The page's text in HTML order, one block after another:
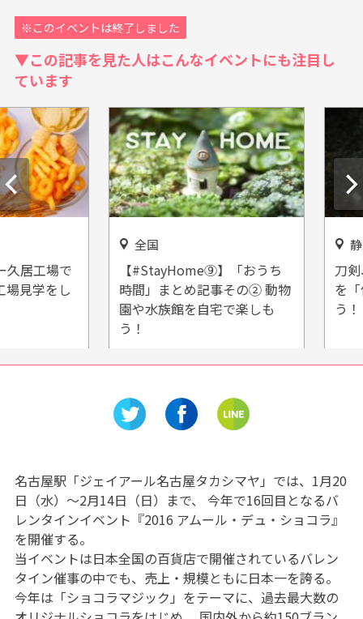
※このイベントは終了しました
▼この記事を見た人はこんなイベントにも注目し
ています
工場で
学をし
全国
【#StayHome⑨】「おうち
時間」まとめ記事その② 動物
園や水族館を自宅で楽しも
静岡
刀剣、
を「佐
名古屋駅「ジェイアール名古屋タカシマヤ」では、1月20
日（水）〜2月14日（日）まで、 今年で16回目となるバ
レンタインイベント『2016 アムール・デュ・ショコラ』
を開催する。
当イベントは日本全国の百貨店で開催されているバレン
タイン催事の中でも、売上・規模ともに日本一を誇る。
今年は「ショコラマジック」をテーマに、過去最大数の